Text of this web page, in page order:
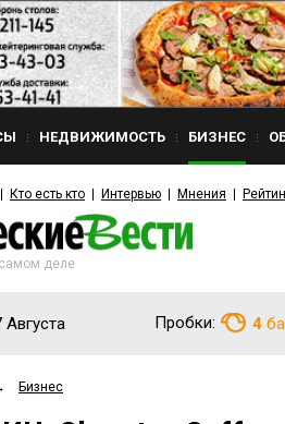
НЕДВИЖИМОСТЬ БИЗНЕС
Кто есть кто Интервью Мнения
деле
Пробки: 4
Бизнес